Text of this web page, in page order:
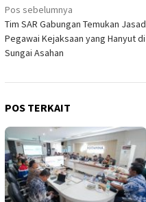
Navigasi
pos
Pos sebelumnya
Tim SAR Gabungan Temukan Jasad
Pegawai Kejaksaan yang Hanyut di
Sungai Asahan
POS TERKAIT